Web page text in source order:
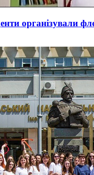
організували